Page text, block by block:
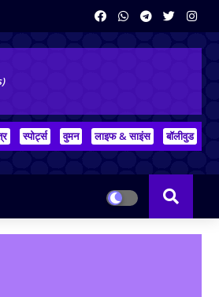
स्पोर्ट्स वुमन लाइफ & साइंस बॉलीवुड